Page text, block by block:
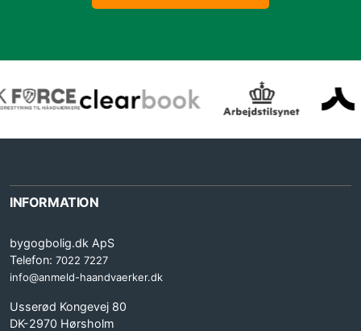
INFORMATION
bygogbolig.dk ApS
Telefon: 7022 7227
info@anmeld-haandvaerker.dk
Usserød Kongevej 80
DK-2970 Hørsholm